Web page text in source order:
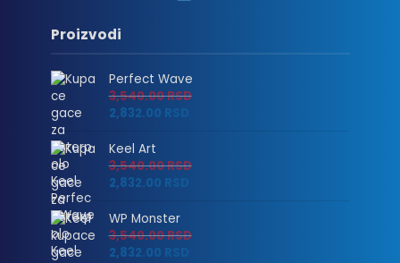
Proizvodi
Perfect Wave
3,540.00RSD
2,832.00 RSD
Keel Art
3,540.00RSD
2,832.00 RSD
WP Monster
3,540.00RSD
2,832.00 RSD